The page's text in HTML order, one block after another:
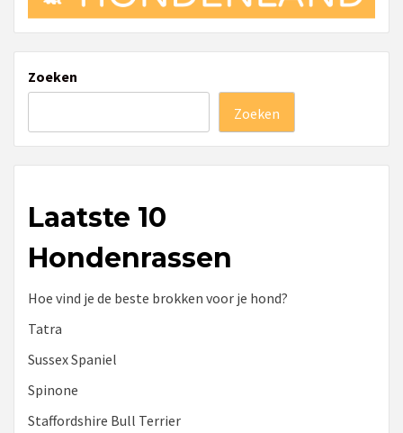
Zoeken
Zoeken
Laatste 10
Hondenrassen
Hoe vind je de beste brokken voor je hond?
Tatra
Sussex Spaniel
Spinone
Staffordshire Bull Terrier